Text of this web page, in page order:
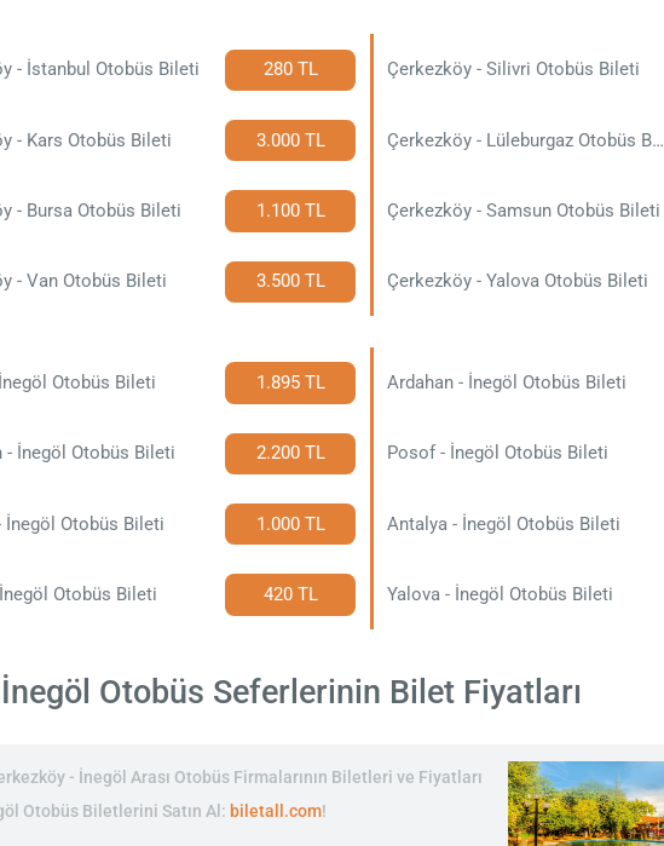
- İstanbul Otobüs Bileti 280 TL Çerkezköy - Silivri Otobüs Bileti
- Kars Otobüs Bileti 3.000 TL Çerkezköy - Lüleburgaz Otobüs Bileti
- Bursa Otobüs Bileti 1.100 TL Çerkezköy - Samsun Otobüs Bileti
- Van Otobüs Bileti 3.500 TL Çerkezköy - Yalova Otobüs Bileti
Otobüs Bileti 1.895 TL Ardahan - İnegöl Otobüs Bileti
- İnegöl Otobüs Bileti 2.200 TL Posof - İnegöl Otobüs Bileti
İnegöl Otobüs Bileti 1.000 TL Antalya - İnegöl Otobüs Bileti
Otobüs Bileti 420 TL Yalova - İnegöl Otobüs Bileti
Otobüs Seferlerinin Bilet Fiyatları
- İnegöl Arası Otobüs Firmalarının Biletleri ve Fiyatları
Otobüs Biletlerini Satın Al: biletall.com!